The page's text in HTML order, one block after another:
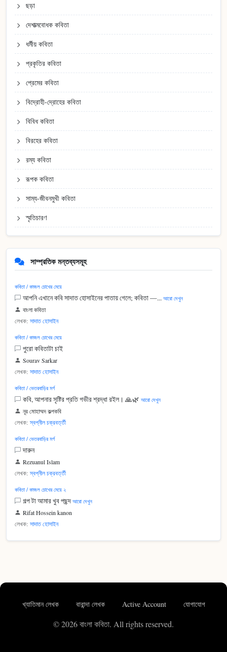
ছড়া
দেশাত্মবোধক কবিতা
ধর্মীয় কবিতা
প্রকৃতির কবিতা
প্রেমের কবিতা
বিদ্রোহী-দ্রোহের কবিতা
বিবিধ কবিতা
বিরহের কবিতা
রম্য কবিতা
রূপক কবিতা
সাম্য-জীবনমুখী কবিতা
স্মৃতিচারণ
সাম্প্রতিক মন্তব্যসমূহ
কবিতা / কাজল চোখের মেয়ে
আপনি এখানে কবি সাদাত হোসাইনের পাতায় গেলে; কবিতা —... আরো দেখুন
বাংলা কবিতা
লেখক: সাদাত হোসাইন
কবিতা / কাজল চোখের মেয়ে
পুরো কবিতাটা চাই
Sourav Sarkar
লেখক: সাদাত হোসাইন
কবিতা / ভেতরবাড়ির মর্গ
কবি, আপনার সৃষ্টির প্রতি গভীর শ্রদ্ধা রইল। 🙏🌿 আরো দেখুন
নূর মোহাম্মদ কল্পকবি
লেখক: স্বপ্নীল চক্রবর্ত্তী
কবিতা / ভেতরবাড়ির মর্গ
দারুন
Rezuanul Islam
লেখক: স্বপ্নীল চক্রবর্ত্তী
কবিতা / কাজল চোখের মেয়ে ২
গল্প টা আমার খুব পছন্দ আরো দেখুন
Rifat Hossein kanon
লেখক: সাদাত হোসাইন
খ্যাতিমান লেখক বারান্দা লেখক Active Account যোগাযোগ
© 2026 বাংলা কবিতা. All rights reserved.